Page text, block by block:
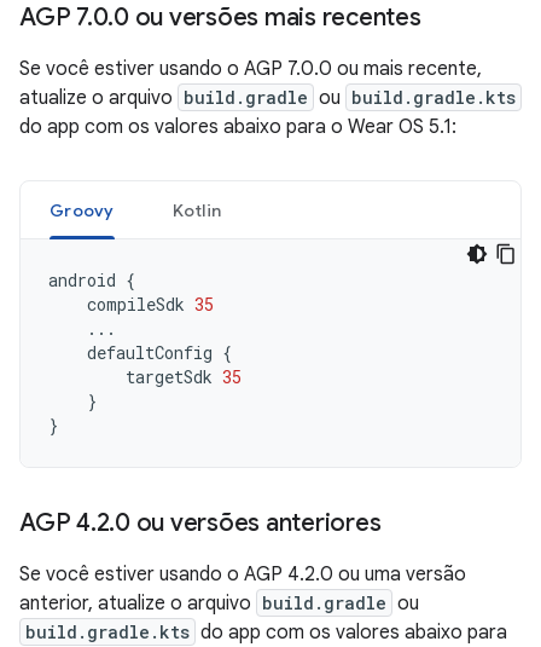
AGP 7.0.0 ou versões mais recentes
Se você estiver usando o AGP 7.0.0 ou mais recente,
atualize o arquivo build.gradle ou build.gradle.kts
do app com os valores abaixo para o Wear OS 5.1:
Groovy Kotlin
android {
compileSdk 35
...
defaultConfig {
targetSdk 35
}
}
AGP 4.2.0 ou versões anteriores
Se você estiver usando o AGP 4.2.0 ou uma versão
anterior, atualize o arquivo build.gradle ou
build.gradle.kts do app com os valores abaixo para